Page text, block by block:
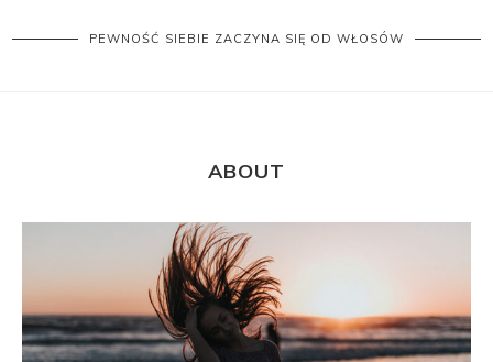
PEWNOŚĆ SIEBIE ZACZYNA SIĘ OD WŁOSÓW
ABOUT